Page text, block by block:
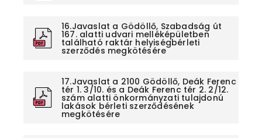
16.Javaslat a Gödöllő, Szabadság út
167. alatti udvari melléképületben
található raktár helyiségbérleti
szerződés megkötésére
17.Javaslat a 2100 Gödöllő, Deák Ferenc
tér 1. 3/10. és a Deák Ferenc tér 2. 2/12.
szám alatti önkormányzati tulajdonú
lakások bérleti szerződésének
megkötésére